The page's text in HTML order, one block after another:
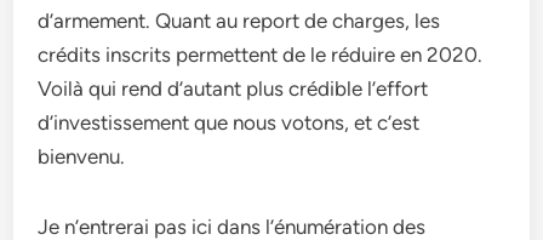
d’armement. Quant au report de charges, les
crédits inscrits permettent de le réduire en 2020.
Voilà qui rend d’autant plus crédible l’effort
d’investissement que nous votons, et c’est
bienvenu.
Je n’entrerai pas ici dans l’énumération des